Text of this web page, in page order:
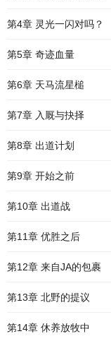
第4章 灵光一闪对吗？
第5章 奇迹血量
第6章 天马流星槌
第7章 入厩与抉择
第8章 出道计划
第9章 开始之前
第10章 出道战
第11章 优胜之后
第12章 来自JA的包裹
第13章 北野的提议
第14章 休养放牧中